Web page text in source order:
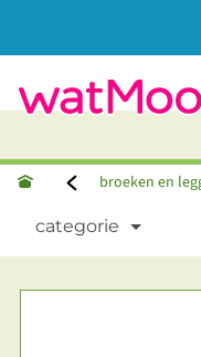
categorie